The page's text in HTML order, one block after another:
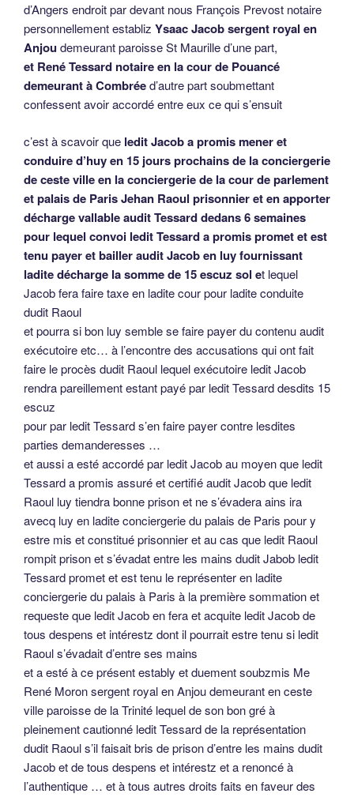
d’Angers endroit par devant nous François Prevost notaire
personnellement establiz Ysaac Jacob sergent royal en
Anjoudemeurant paroisse St Maurille d’une part,
et René Tessard notaire en la cour de Pouancé
demeurant à Combréed’autre part soubmettant
confessent avoir accordé entre eux ce qui s’ensuit
c’est à scavoir que ledit Jacob a promis mener et
conduire d’huy en 15 jours prochains de la conciergerie
de ceste ville en la conciergerie de la cour de parlement
et palais de Paris Jehan Raoul prisonnier et en apporter
décharge vallable audit Tessard dedans 6 semaines
pour lequel convoi ledit Tessard a promis promet et est
tenu payer et bailler audit Jacob en luy fournissant
ladite décharge la somme de 15 escuz sol et lequel
Jacob fera faire taxe en ladite cour pour ladite conduite
dudit Raoul
et pourra si bon luy semble se faire payer du contenu audit
exécutoire etc… à l’encontre des accusations qui ont fait
faire le procès dudit Raoul lequel exécutoire ledit Jacob
rendra pareillement estant payé par ledit Tessard desdits 15
escuz
pour par ledit Tessard s’en faire payer contre lesdites
parties demanderesses …
et aussi a esté accordé par ledit Jacob au moyen que ledit
Tessard a promis assuré et certifié audit Jacob que ledit
Raoul luy tiendra bonne prison et ne s’évadera ains ira
avecq luy en ladite conciergerie du palais de Paris pour y
estre mis et constitué prisonnier et au cas que ledit Raoul
rompit prison et s’évadat entre les mains dudit Jabob ledit
Tessard promet et est tenu le représenter en ladite
conciergerie du palais à Paris à la première sommation et
requeste que ledit Jacob en fera et acquite ledit Jacob de
tous despens et intérestz dont il pourrait estre tenu si ledit
Raoul s’évadait d’entre ses mains
et a esté à ce présent estably et duement soubzmis Me
René Moron sergent royal en Anjou demeurant en ceste
ville paroisse de la Trinité lequel de son bon gré à
pleinement cautionné ledit Tessard de la représentation
dudit Raoul s’il faisait bris de prison d’entre les mains dudit
Jacob et de tous despens et intérestz et a renoncé à
l’authentique … et à tous autres droits faits en faveur des